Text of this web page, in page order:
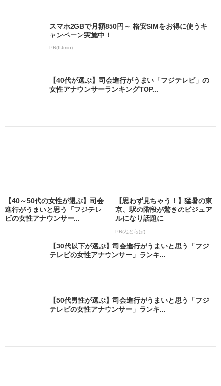
スマホ2GBで月額850円～ 格安SIMをお得に使うキ
ャンペーン実施中！
PR(IIJmio)
【40代が選ぶ】司会進行がうまい「フジテレビ」の
女性アナウンサーランキングTOP...
【40～50代の女性が選ぶ】司会
進行がうまいと思う「フジテレ
ビの女性アナウンサー...
【思わず見ちゃう！】猛暑の東
京、駅の階段が驚きのビジュア
ルになり話題に
PR(ねとらぼ)
【30代以下が選ぶ】司会進行がうまいと思う「フジ
テレビの女性アナウンサー」ランキ...
【50代男性が選ぶ】司会進行がうまいと思う「フジ
テレビの女性アナウンサー」ランキ...